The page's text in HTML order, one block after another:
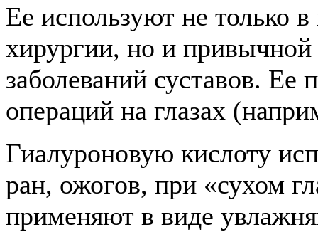
Ее используют не только
хирургии, но и
заболеваний суставов.
операций на глазах
Гиалуроновую кислоту
ран, ожогов, при «сухом
применяют в виде